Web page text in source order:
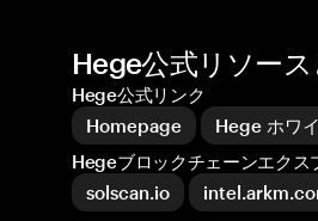
Hege公式リソー
Hege公式リンク
Homepage
Hege ホワ
Hegeブロックチェーンエクス
solscan.io